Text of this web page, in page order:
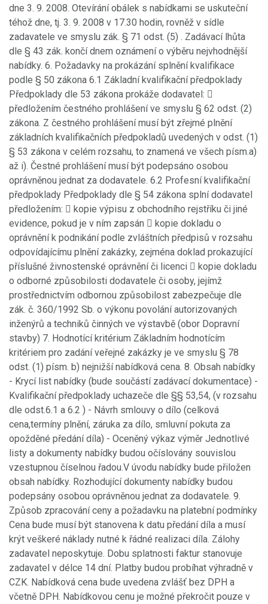
dne 3. 9. 2008. Otevírání obálek s nabídkami se uskuteční
téhož dne, tj. 3. 9. 2008 v 17.30 hodin, rovněž v sídle
zadavatele ve smyslu zák. § 71 odst. (5) . Zadávací lhůta
dle § 43 zák. končí dnem oznámení o výběru nejvhodnější
nabídky. 6. Požadavky na prokázání splnění kvalifikace
podle § 50 zákona 6.1 Základní kvalifikační předpoklady
Předpoklady dle 53 zákona prokáže dodavatel: 
předložením čestného prohlášení ve smyslu § 62 odst. (2)
zákona. Z čestného prohlášení musí být zřejmé plnění
základních kvalifikačních předpokladů uvedených v odst. (1)
§ 53 zákona v celém rozsahu, to znamená ve všech písm.a)
až i). Čestné prohlášení musí být podepsáno osobou
oprávněnou jednat za dodavatele. 6.2 Profesní kvalifikační
předpoklady Předpoklady dle § 54 zákona splní dodavatel
předložením:  kopie výpisu z obchodního rejstříku či jiné
evidence, pokud je v ním zapsán  kopie dokladu o
oprávnění k podnikání podle zvláštních předpisů v rozsahu
odpovídajícímu plnění zakázky, zejména doklad prokazující
příslušné živnostenské oprávnění či licenci  kopie dokladu
o odborné způsobilosti dodavatele či osoby, jejímž
prostřednictvím odbornou způsobilost zabezpečuje dle
zák. č. 360/1992 Sb. o výkonu povolání autorizovaných
inženýrů a techniků činných ve výstavbě (obor Dopravní
stavby) 7. Hodnotící kritérium Základním hodnotícím
kritériem pro zadání veřejné zakázky je ve smyslu § 78
odst. (1) písm. b) nejnižší nabídková cena. 8. Obsah nabídky
- Krycí list nabídky (bude součástí zadávací dokumentace) -
Kvalifikační předpoklady uchazeče dle §§ 53,54, (v rozsahu
dle odst.6.1 a 6.2 ) - Návrh smlouvy o dílo (celková
cena,termíny plnění, záruka za dílo, smluvní pokuta za
opožděné předání díla) - Oceněný výkaz výměr Jednotlivé
listy a dokumenty nabídky budou očíslovány souvislou
vzestupnou číselnou řadou.V úvodu nabídky bude přiložen
obsah nabídky. Rozhodující dokumenty nabídky budou
podepsány osobou oprávněnou jednat za dodavatele. 9.
Způsob zpracování ceny a požadavku na platební podmínky
Cena bude musí být stanovena k datu předání díla a musí
krýt veškeré náklady nutné k řádné realizaci díla. Zálohy
zadavatel neposkytuje. Dobu splatnosti faktur stanovuje
zadavatel v délce 14 dní. Platby budou probíhat výhradně v
CZK. Nabídková cena bude uvedena zvlášť bez DPH a
včetně DPH. Nabídkovou cenu je možné překročit pouze v